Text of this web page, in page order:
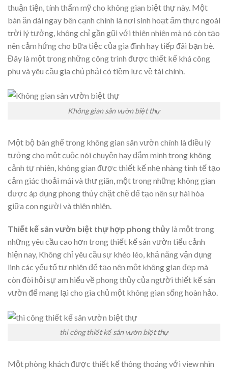
thuận tiện, tính thẩm mỹ cho không gian biệt thự này. Một
bàn ăn dài ngay bên cạnh chính là nơi sinh hoạt ẩm thực ngoài
trời lý tưởng, không chỉ gần gũi với thiên nhiên mà nó còn tạo
nên cảm hứng cho bữa tiệc của gia đình hay tiếp đãi bạn bè.
Đây là một trong những công trình được thiết kế khá công
phu và yêu cầu gia chủ phải có tiềm lực về tài chính.
Không gian sân vườn biệt thự
Một bộ bàn ghế trong không gian sân vườn chính là điều lý
tưởng cho một cuộc nói chuyện hay đắm mình trong không
cảnh tự nhiên, không gian được thiết kế nhẹ nhàng tinh tế tạo
cảm giác thoải mái và thư giãn, một trong những không gian
được áp dụng phong thủy chặt chẽ để tạo nên sự hài hòa
giữa con người và thiên nhiên.
Thiết kế sân vườn biệt thự hợp phong thủy là một trong
những yêu cầu cao hơn trong thiết kế sân vườn tiểu cảnh
hiện nay, Không chỉ yêu cầu sự khéo léo, khả năng vận dụng
linh các yếu tố tự nhiên để tạo nên một không gian đẹp mà
còn đòi hỏi sự am hiểu về phong thủy của người thiết kế sân
vườn để mang lại cho gia chủ một không gian sống hoàn hảo.
thi công thiết kế sân vườn biệt thự
Một phòng khách được thiết kế thông thoáng với view nhìn